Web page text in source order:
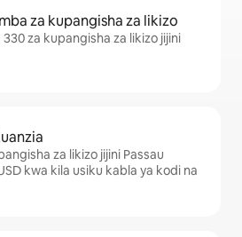
za kupangisha za likizo
za kupangisha za likizo jijini
za likizo jijini Passau
kwa kila usiku kabla ya kodi na